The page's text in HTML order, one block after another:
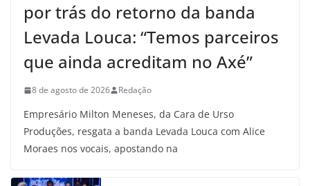
por trás do retorno da banda
Levada Louca: “Temos parceiros
que ainda acreditam no Axé”
8 de agosto de 2026 Redação
Empresário Milton Meneses, da Cara de Urso
Produções, resgata a banda Levada Louca com Alice
Moraes nos vocais, apostando na